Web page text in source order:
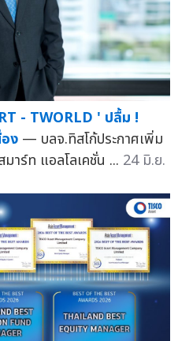
- TWORLD ' ปลื้ม !
ง — บลจ.ทิสโก้ประกาศเพิ่ม
าร์ท แอลโลเคชั่น ... 24 มิ.ย.